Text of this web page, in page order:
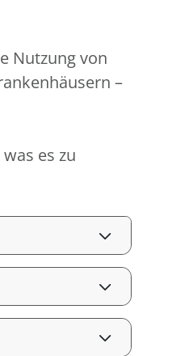
Nutzung von
–
es zu